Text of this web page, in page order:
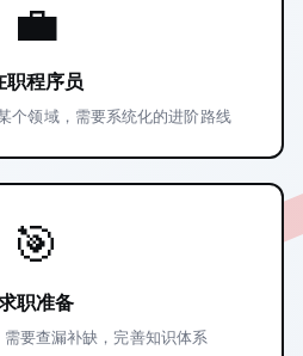
💼
职程序员
个领域，需要系统化的进阶路线
🎯
职准备
要查漏补缺，完善知识体系